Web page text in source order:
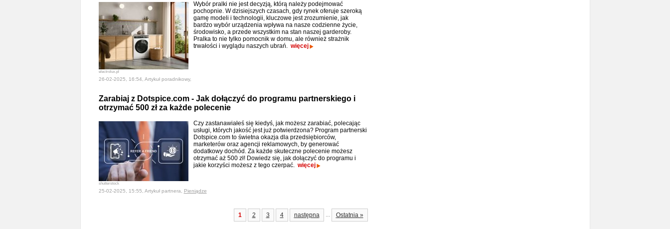
electrolux.pl
Wybór pralki nie jest decyzją, którą należy podejmować
pochopnie. W dzisiejszych czasach, gdy rynek oferuje szeroką
gamę modeli i technologii, kluczowe jest zrozumienie, jak
bardzo wybór urządzenia wpływa na nasze codzienne życie,
środowisko, a przede wszystkim na stan naszej garderoby.
Pralka to nie tylko pomocnik w domu, ale również strażnik
trwałości i wyglądu naszych ubrań. więcej
26-02-2025, 16:54, Artykuł poradnikowy,
Zarabiaj z Dotspice.com - Jak dołączyć do programu partnerskiego i
otrzymać 500 zł za każde polecenie
shutterstock
Czy zastanawiałeś się kiedyś, jak możesz zarabiać, polecając
usługi, których jakość jest już potwierdzona? Program partnerski
Dotspice.com to świetna okazja dla przedsiębiorców,
marketerów oraz agencji reklamowych, by generować
dodatkowy dochód. Za każde skuteczne polecenie możesz
otrzymać aż 500 zł! Dowiedz się, jak dołączyć do programu i
jakie korzyści możesz z tego czerpać. więcej
25-02-2025, 15:55, Artykuł partnera, Pieniądze
1 2 3 4 następna ... Ostatnia »